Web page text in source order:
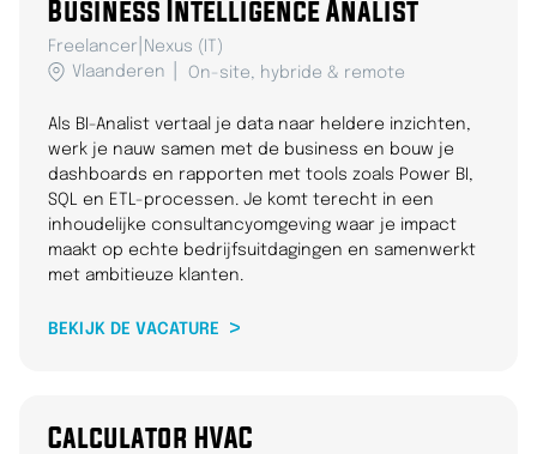
Business Intelligence Analist
Freelancer Nexus (IT)
Vlaanderen
On-site, hybride & remote
Als BI-Analist vertaal je data naar heldere inzichten,
werk je nauw samen met de business en bouw je
dashboards en rapporten met tools zoals Power BI,
SQL en ETL-processen. Je komt terecht in een
inhoudelijke consultancyomgeving waar je impact
maakt op echte bedrijfsuitdagingen en samenwerkt
met ambitieuze klanten.
BEKIJK DE VACATURE
Calculator HVAC